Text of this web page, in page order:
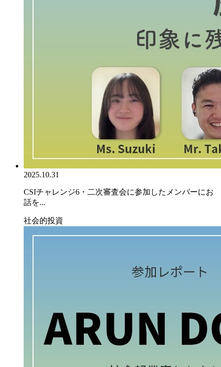
2025.10.31
CSIチャレンジ6・二次審査会に参加したメンバーにお
話を...
社会的投資